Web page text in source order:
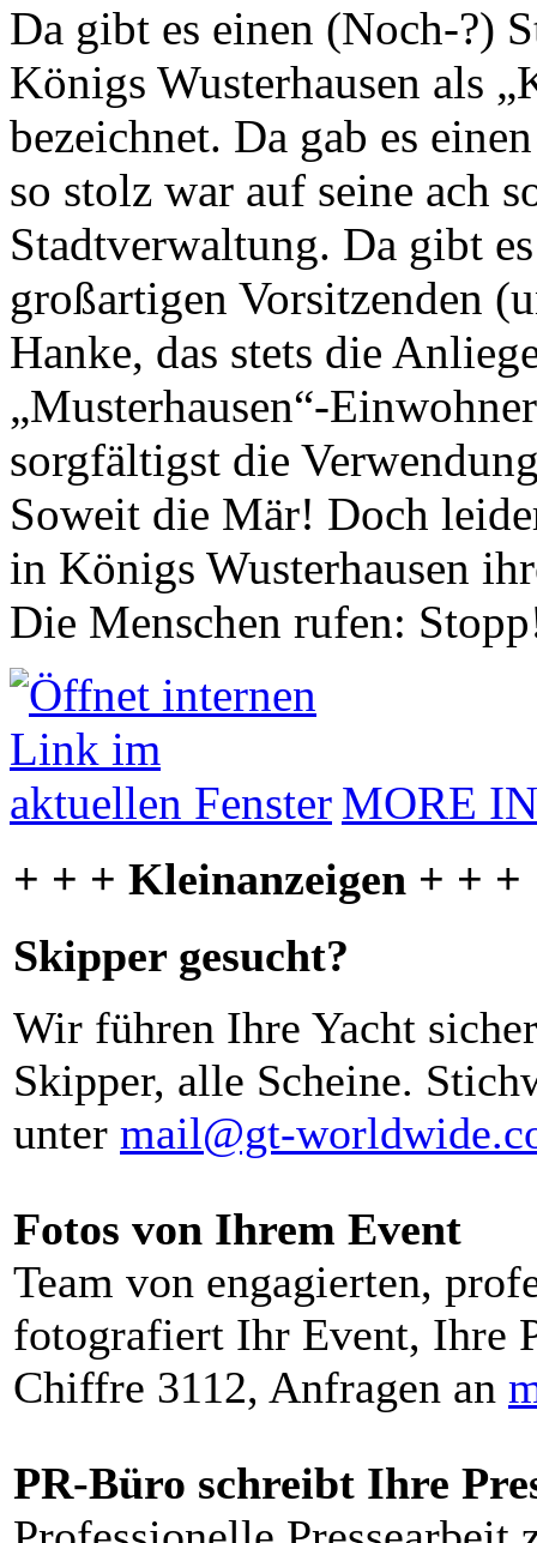
Da gibt es einen (Noch-?)
Königs Wusterhausen als
bezeichnet. Da gab es
so stolz war auf seine ach
Stadtverwaltung. Da gibt
großartigen Vorsitzenden
Hanke, das stets die
„Musterhausen“-
sorgfältigst die
Soweit die Mär! Doch
in Königs Wusterhausen
Die Menschen rufen:
MORE
+ + + Kleinanzeigen + + +
Skipper gesucht?
Wir führen Ihre Yacht
Skipper, alle Scheine.
unter mail@gt-
Fotos von Ihrem Event
Team von engagierten,
fotografiert Ihr Event, Ihre
Chiffre 3112, Anfragen an
PR-Büro schreibt Ihre